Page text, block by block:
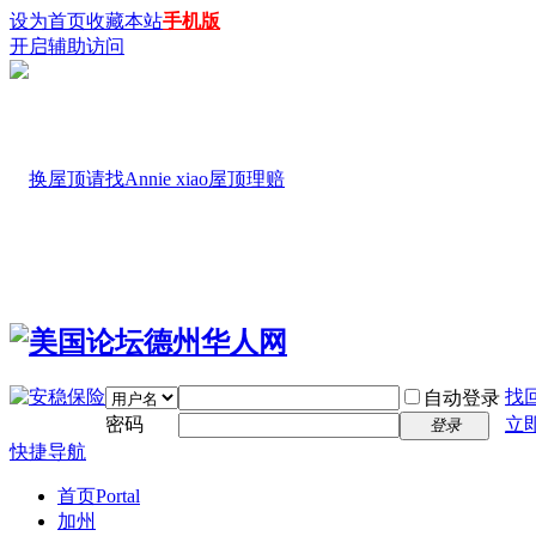
设为首页收藏本站手机版
开启辅助访问
自动登录 找
密码
登录
立
快捷导航
首页Portal
加州